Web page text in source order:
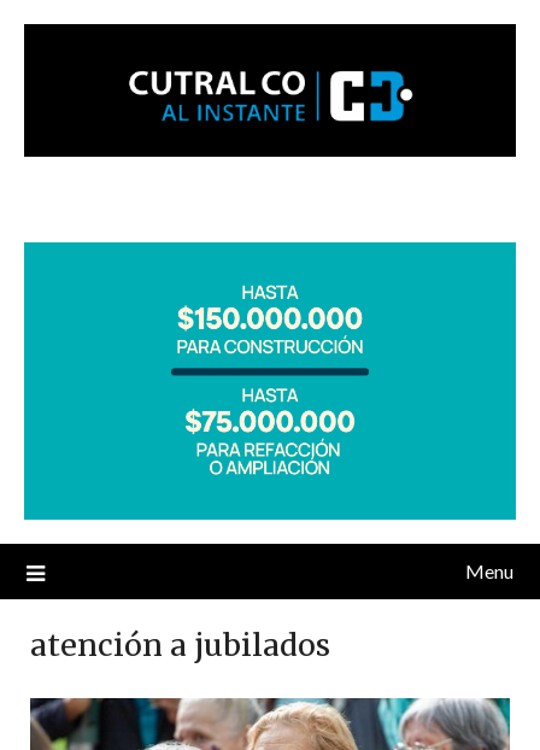
Menu
atención a jubilados